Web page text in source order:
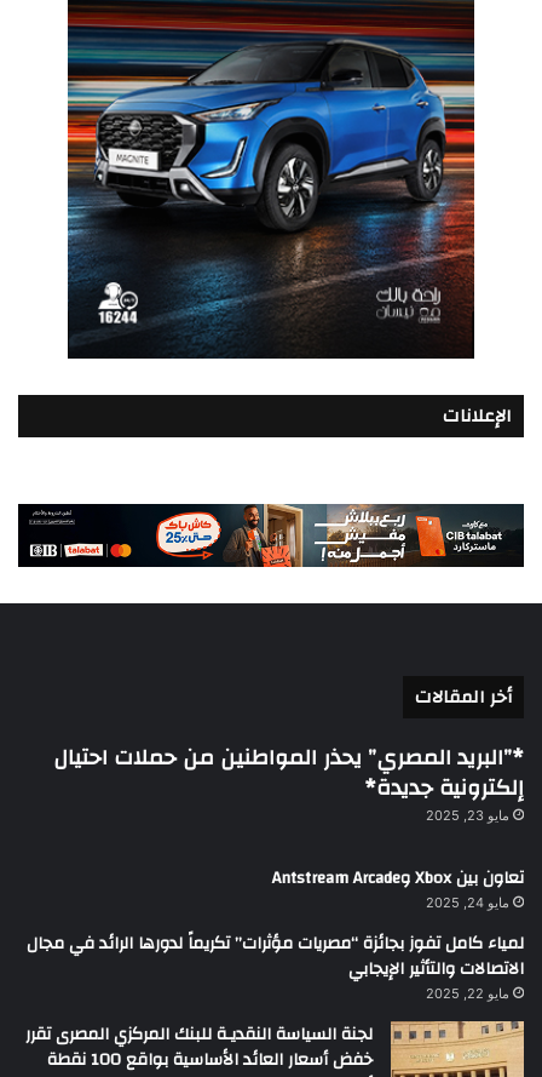
الإعلانات
أخر المقالات
*”البريد المصري” يحذر المواطنين من حملات احتيال
إلكترونية جديدة*
مايو 23, 2025
تعاون بين Xbox وAntstream Arcade
مايو 24, 2025
لمياء كامل تفوز بجائزة “مصريات مؤثرات” تكريماً لدورها الرائد في مجال
الاتصالات والتأثير الإيجابي
مايو 22, 2025
لجنة السياسة النقديـة للبنك المركزي المصرى تقرر
خفض أسعار العائد الأساسية بواقع 100 نقطة